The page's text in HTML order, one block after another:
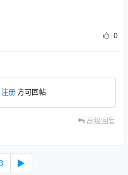
0
注册 方可回帖
高级回复
▶